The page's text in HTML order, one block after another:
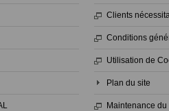
Clients
Conditions
Utilisation de
Plan du site
Maintenance du